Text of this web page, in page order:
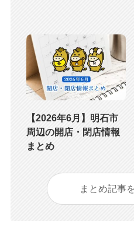
【2026年6月】明石市
周辺の開店・閉店情報
まとめ
まとめ記事